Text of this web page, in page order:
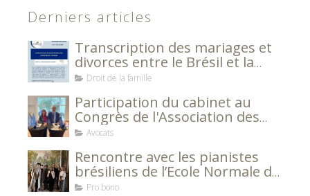
Derniers articles
Transcription des mariages et
divorces entre le Brésil et la
France
Droit de la famille
Participation du cabinet au
Congrès de l'Association des
Avocats Européens
Avocats
Rencontre avec les pianistes
brésiliens de l’Ecole Normale de
Musique de Paris Alfred Cortot
Pro bono